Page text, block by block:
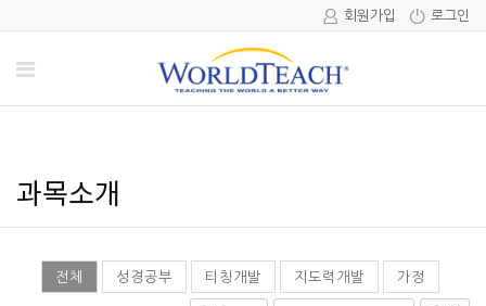
로그인
회원가입
과목소개
전체 성경공부 티칭개발 지도력개발 가정